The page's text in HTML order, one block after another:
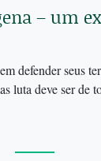
– um
defender seus
luta deve ser de